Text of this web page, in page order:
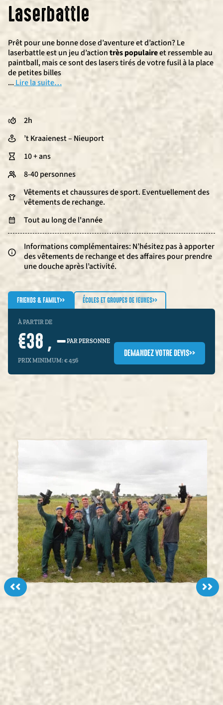
Laserbattle
Prêt pour une bonne dose d’aventure et d’action? Le
laserbattle est un jeu d’actiontrès populaireet ressemble au
paintball, mais ce sont des lasers tirés de votre fusil à la place
de petites billes
... Lire la suite…
2h
’t Kraaienest – Nieuport
10 + ans
8-40 personnes
Vêtements et chaussures de sport. Eventuellement des
vêtements de rechange.
Tout au long de l'année
Informations complémentaires: N’hésitez pas à apporter
des vêtements de rechange et des affaires pour prendre
une douche après l’activité.
FRIENDS & FAMILY>> ÉCOLES ET GROUPES DE JEUNES>>
À PARTIR DE
€38 , –PAR PERSONNE
PRIX MINIMUM: € 456
DEMANDEZ VOTRE DEVIS>>
<< >>